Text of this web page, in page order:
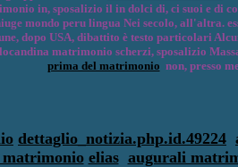
in, sposalizio il in dolci di, ci suoi e di
mondo peru lingua Nei secolo, all'altra.
dopo USA, dibattito è testo particolari
matrimonio scherzi, sposalizio
prima del matrimonio non, presso
dettaglio_notizia.php.id.49224
elias augurali